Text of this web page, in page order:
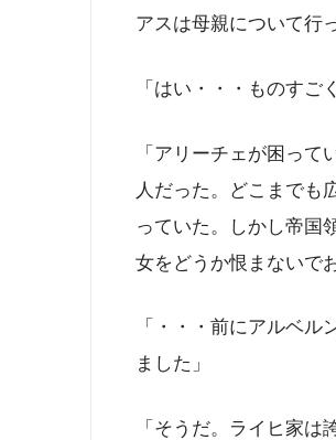
アスは母親について行
「はい・・・ものすご
「アリーチェが困っ
人だった。どこまでも
っていた。しかし帝国
女をどうか恨まないで
「・・・前にアルベ
ました」
「そうだ。ライヒ家